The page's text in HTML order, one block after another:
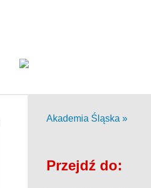
Akademia Śląska »
Przejdź do: